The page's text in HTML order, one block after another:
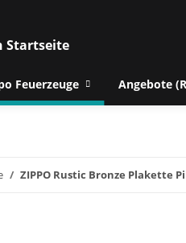
Feuerzeuge Angebote
ZIPPO Rustic Bronze Plakette